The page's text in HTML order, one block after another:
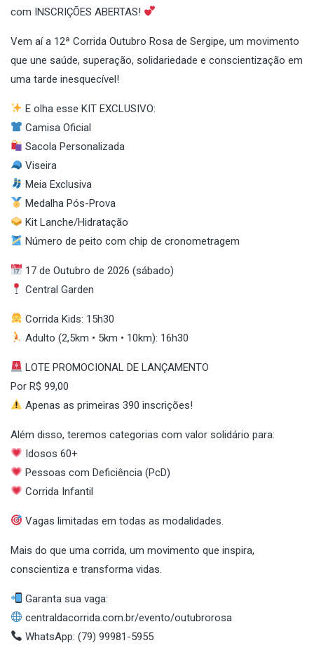
com INSCRIÇÕES ABERTAS!
Vem aí a 12ª Corrida Outubro Rosa de Sergipe, um movimento
que une saúde, superação, solidariedade e conscientização em
uma tarde inesquecível!
E olha esse KIT EXCLUSIVO:
Camisa Oficial
Sacola Personalizada
Viseira
Meia Exclusiva
Medalha Pós-Prova
Kit Lanche/Hidratação
Número de peito com chip de cronometragem
17 de Outubro de 2026 (sábado)
Central Garden
Corrida Kids: 15h30
Adulto (2,5km • 5km • 10km): 16h30
LOTE PROMOCIONAL DE LANÇAMENTO
Por R$ 99,00
Apenas as primeiras 390 inscrições!
Além disso, teremos categorias com valor solidário para:
Idosos 60+
Pessoas com Deficiência (PcD)
Corrida Infantil
Vagas limitadas em todas as modalidades.
Mais do que uma corrida, um movimento que inspira,
conscientiza e transforma vidas.
Garanta sua vaga:
centraldacorrida.com.br/evento/outubrorosa
WhatsApp: (79) 99981-5955